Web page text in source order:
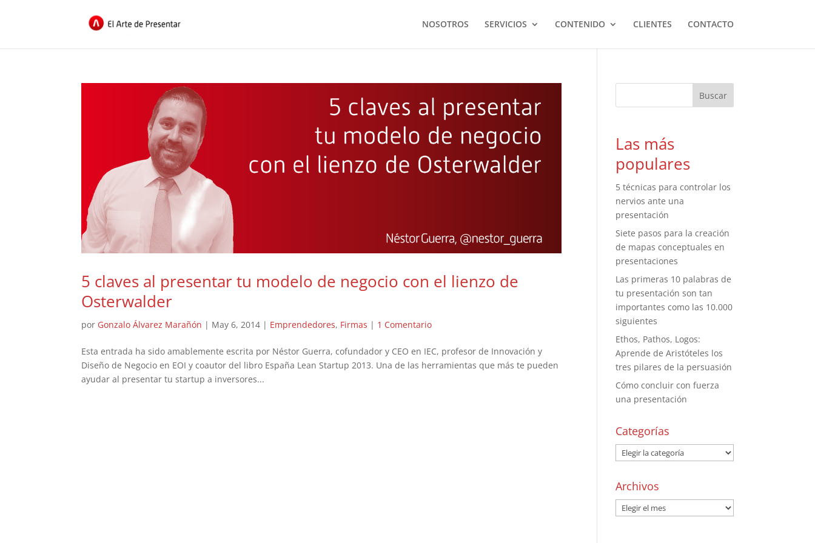
NOSOTROS SERVICIOS CONTENIDO CLIENTES CONTACTO
5 claves al presentar tu modelo de negocio con el lienzo de
Osterwalder
por Gonzalo Álvarez Marañón | May 6, 2014 | Emprendedores, Firmas | 1 Comentario
Esta entrada ha sido amablemente escrita por Néstor Guerra, cofundador y CEO en IEC, profesor de Innovación y
Diseño de Negocio en EOI y coautor del libro España Lean Startup 2013. Una de las herramientas que más te pueden
ayudar al presentar tu startup a inversores...
Las más
populares
5 técnicas para controlar los
nervios ante una
presentación
Siete pasos para la creación
de mapas conceptuales en
presentaciones
Las primeras 10 palabras de
tu presentación son tan
importantes como las 10.000
siguientes
Ethos, Pathos, Logos:
Aprende de Aristóteles los
tres pilares de la persuasión
Cómo concluir con fuerza
una presentación
Categorías
Archivos